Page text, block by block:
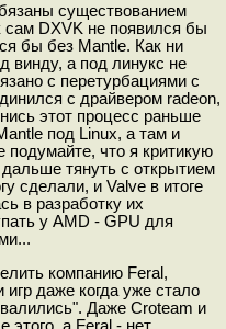
существованием
сам DXVK не появился бы
бы без Mantle. Как ни
винду, а под линукс не
с перетурбациями с
с драйвером radeon,
этот процесс раньше
под Linux, а там и
что я критикую
тянуть с открытием
сделали, и Valve в итоге
в разработку их
у AMD - GPU для
компанию Feral,
игр даже когда уже стало
Даже Croteam и
этого, а Feral - нет.